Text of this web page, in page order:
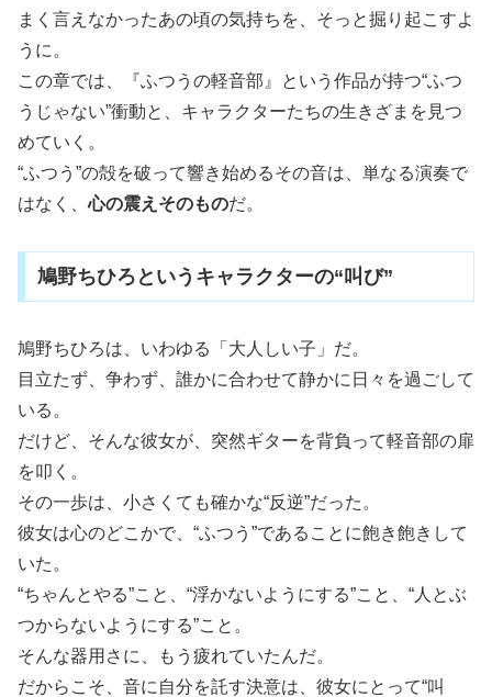
まく言えなかったあの頃の気持ちを、そっと掘り起こすよ
うに。
この章では、『ふつうの軽音部』という作品が持つ“ふつ
うじゃない”衝動と、キャラクターたちの生きざまを見つ
めていく。
“ふつう”の殻を破って響き始めるその音は、単なる演奏で
はなく、心の震えそのものだ。
鳩野ちひろというキャラクターの“叫び”
鳩野ちひろは、いわゆる「大人しい子」だ。
目立たず、争わず、誰かに合わせて静かに日々を過ごして
いる。
だけど、そんな彼女が、突然ギターを背負って軽音部の扉
を叩く。
その一歩は、小さくても確かな“反逆”だった。
彼女は心のどこかで、“ふつう”であることに飽き飽きして
いた。
“ちゃんとやる”こと、“浮かないようにする”こと、“人とぶ
つからないようにする”こと。
そんな器用さに、もう疲れていたんだ。
だからこそ、音に自分を託す決意は、彼女にとって“叫